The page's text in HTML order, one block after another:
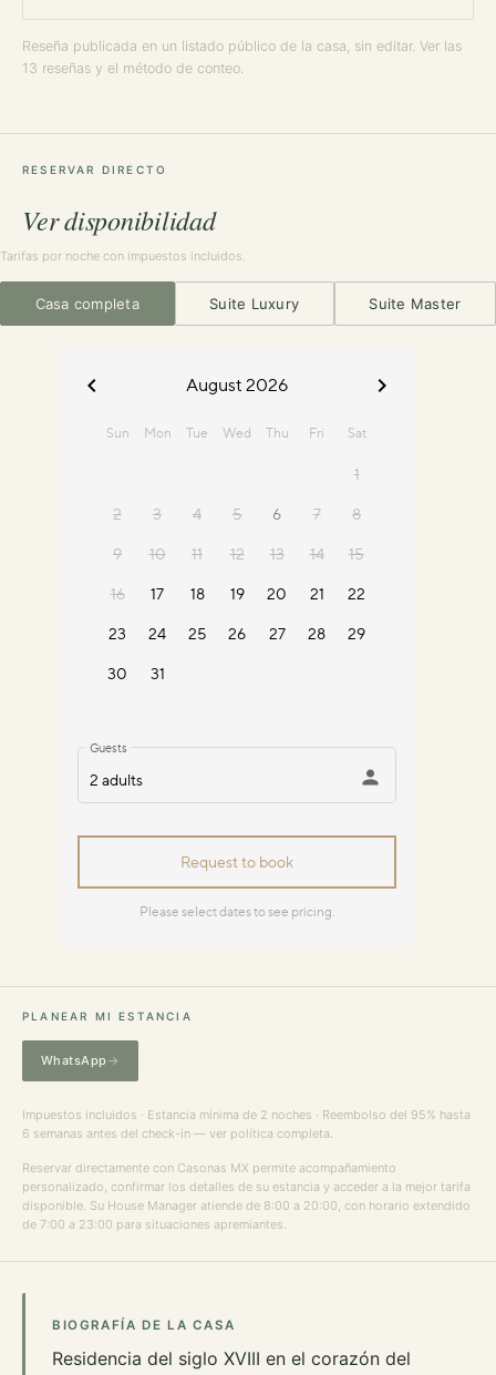
Reseña publicada en un listado público de la casa, sin editar. Ver las
13 reseñas y el método de conteo
RESERVAR DIRECTO
Ver disponibilidad
Tarifas por noche con impuestos incluidos.
Casa completa Suite Luxury Suite Master
PLANEAR MI ESTANCIA
WhatsApp
Impuestos incluidos · Estancia mínima de 2 noches · Reembolso del 95% hasta
6 semanas antes del check-in — ver política completa.
Reservar directamente con Casonas MX permite acompañamiento
personalizado, confirmar los detalles de su estancia y acceder a la mejor tarifa
disponible. Su House Manager atiende de 8:00 a 20:00, con horario extendido
de 7:00 a 23:00 para situaciones apremiantes.
BIOGRAFÍA DE LA CASA
Residencia del siglo XVIII en el corazón del